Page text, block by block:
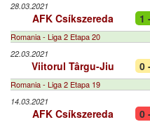
28.03.2021
AFK Csíkszereda 1
Romania - Liga 2 Etapa 20
22.03.2021
Viitorul Târgu-Jiu 0
Romania - Liga 2 Etapa 19
14.03.2021
AFK Csíkszereda 0